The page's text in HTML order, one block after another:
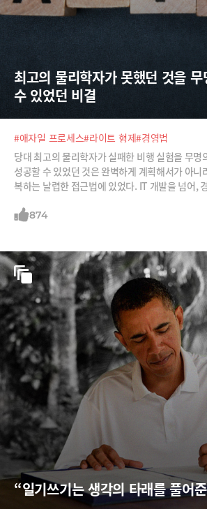
최고의 물리학자가 못했던 것을
수 있었던 비결
#애자일 프로세스#라이트 형제#경영법
당대 최고의 물리학자가 실패한 비행 실험을 무명
성공할 수 있었던 것은 완벽하게 계획해서가 아니
복하는 날렵한 접근법에 있었다. IT 개발을 넘어,
874
“일기쓰기는 생각의 타래를 풀어